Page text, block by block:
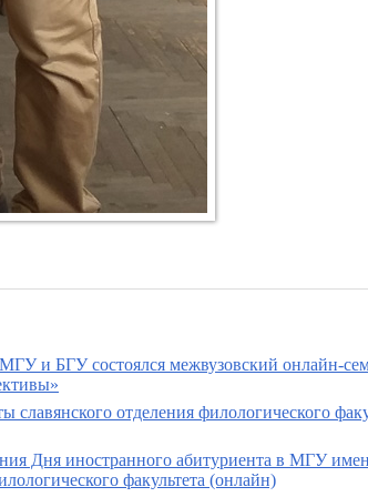
и БГУ состоялся межвузовский онлайн-
славянского отделения филологического
Дня иностранного абитуриента в МГУ
факультета (онлайн)